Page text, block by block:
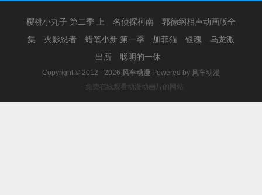
樱桃小丸子 第二季 上 名侦探柯南
郭德纲相声动画版全
集
火影忍者 蜡笔小新 第一季 加菲猫 银魂
乌龙派
出所
聪明的一休
Copyright © 2012 - 2026 风车动漫 Powered by 风车动漫
－免费在线观看动漫动画片的网站